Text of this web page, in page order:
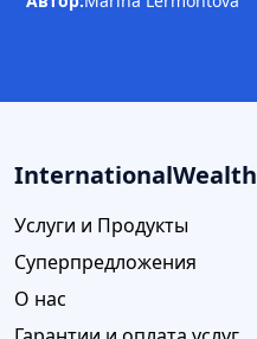
InternationalWealth
Услуги и Продукты
Суперпредложения
О нас